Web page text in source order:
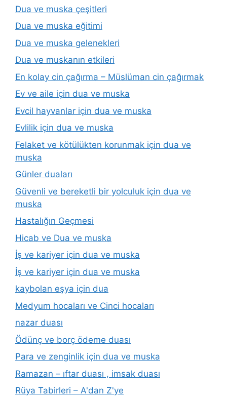
Dua ve muska çeşitleri
Dua ve muska eğitimi
Dua ve muska gelenekleri
Dua ve muskanın etkileri
En kolay cin çağırma – Müslüman cin çağırmak
Ev ve aile için dua ve muska
Evcil hayvanlar için dua ve muska
Evlilik için dua ve muska
Felaket ve kötülükten korunmak için dua ve
muska
Günler duaları
Güvenli ve bereketli bir yolculuk için dua ve
muska
Hastalığın Geçmesi
Hicab ve Dua ve muska
İş ve kariyer için dua ve muska
İş ve kariyer için dua ve muska
kaybolan eşya için dua
Medyum hocaları ve Cinci hocaları
nazar duası
Ödünç ve borç ödeme duası
Para ve zenginlik için dua ve muska
Ramazan – ıftar duası , imsak duası
Rüya Tabirleri – A'dan Z'ye